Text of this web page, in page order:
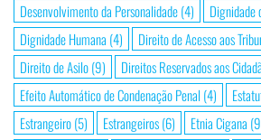
Desenvolvimento da Personalidade(4) Dignidade
Dignidade Humana (4) Direito de Acesso aos
Direito de Asilo(9) Direitos Reservados aos
Efeito Automático de Condenação Penal (4)
Estrangeiro(5) Estrangeiros(6) Etnia Cigana